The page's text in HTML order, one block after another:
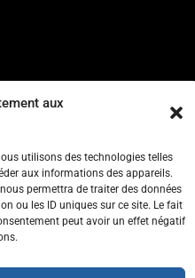
aux
utilisons des technologies telles
aux informations des appareils.
permettra de traiter des données
ou les ID uniques sur ce site. Le fait
peut avoir un effet négatif
Taekwondo